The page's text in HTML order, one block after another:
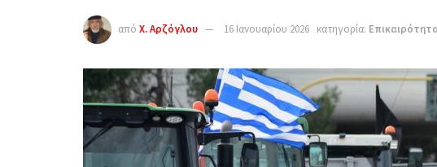
από Χ. Αρζόγλου 16 Ιανουαρίου 2026 κατηγορία: